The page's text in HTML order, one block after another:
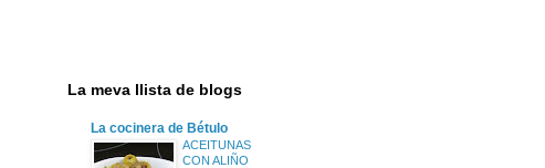
La meva llista de blogs
La cocinera de Bétulo
ACEITUNAS
CON ALIÑO